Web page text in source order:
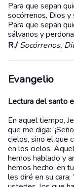
Para que sepan
socórrenos, Dios
Para que sepan
sálvanos y
R./Socórrenos,
Evangelio
Lectura del santo
En aquel tiempo,
que me diga:
cielos, sino el que
en los cielos. Aquel
hemos hablado y
hemos hecho, en
les diré en su cara: